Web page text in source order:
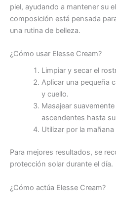
piel, ayudando a mantener su
composición está pensada
una rutina de belleza.
¿Cómo usar Elesse Cream?
Limpiar y secar el
Aplicar una pequeña
y cuello.
Masajear
ascendentes hasta
Utilizar por la
Para mejores resultados, se
protección solar durante el día.
¿Cómo actúa Elesse Cream?